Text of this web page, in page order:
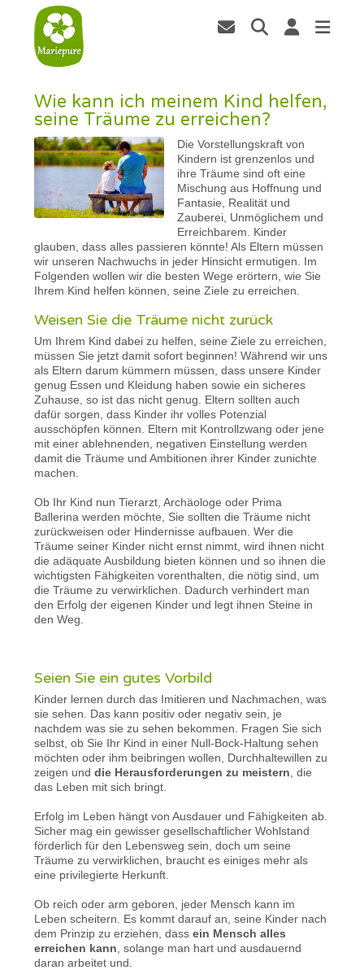
Wie kann ich meinem Kind helfen,
seine Träume zu erreichen?
Die Vorstellungskraft von
Kindern ist grenzenlos und
ihre Träume sind oft eine
Mischung aus Hoffnung und
Fantasie, Realität und
Zauberei, Unmöglichem und
Erreichbarem. Kinder
glauben, dass alles passieren könnte! Als Eltern müssen
wir unseren Nachwuchs in jeder Hinsicht ermutigen. Im
Folgenden wollen wir die besten Wege erörtern, wie Sie
Ihrem Kind helfen können, seine Ziele zu erreichen.
Weisen Sie die Träume nicht zurück
Um Ihrem Kind dabei zu helfen, seine Ziele zu erreichen,
müssen Sie jetzt damit sofort beginnen! Während wir uns
als Eltern darum kümmern müssen, dass unsere Kinder
genug Essen und Kleidung haben sowie ein sicheres
Zuhause, so ist das nicht genug. Eltern sollten auch
dafür sorgen, dass Kinder ihr volles Potenzial
ausschöpfen können. Eltern mit Kontrollzwang oder jene
mit einer ablehnenden, negativen Einstellung werden
damit die Träume und Ambitionen ihrer Kinder zunichte
machen.
Ob Ihr Kind nun Tierarzt, Archäologe oder Prima
Ballerina werden möchte, Sie sollten die Träume nicht
zurückweisen oder Hindernisse aufbauen. Wer die
Träume seiner Kinder nicht ernst nimmt, wird ihnen nicht
die adäquate Ausbildung bieten können und so ihnen die
wichtigsten Fähigkeiten vorenthalten, die nötig sind, um
die Träume zu verwirklichen. Dadurch verhindert man
den Erfolg der eigenen Kinder und legt ihnen Steine in
den Weg.
Seien Sie ein gutes Vorbild
Kinder lernen durch das Imitieren und Nachmachen, was
sie sehen. Das kann positiv oder negativ sein, je
nachdem was sie zu sehen bekommen. Fragen Sie sich
selbst, ob Sie Ihr Kind in einer Null-Bock-Haltung sehen
möchten oder ihm beibringen wollen, Durchhaltewillen zu
zeigen unddie Herausforderungen zu meistern , die
das Leben mit sich bringt.
Erfolg im Leben hängt von Ausdauer und Fähigkeiten ab.
Sicher mag ein gewisser gesellschaftlicher Wohlstand
förderlich für den Lebensweg sein, doch um seine
Träume zu verwirklichen, braucht es einiges mehr als
eine privilegierte Herkunft.
Ob reich oder arm geboren, jeder Mensch kann im
Leben scheitern. Es kommt darauf an, seine Kinder nach
dem Prinzip zu erziehen, dassein Mensch alles
erreichen kann , solange man hart und ausdauernd
daran arbeitet und.